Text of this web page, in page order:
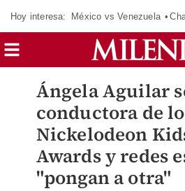
Hoy interesa: México vs Venezuela
Ángela Aguilar
conductora de
Nickelodeon
Awards y redes
"pongan a otra"